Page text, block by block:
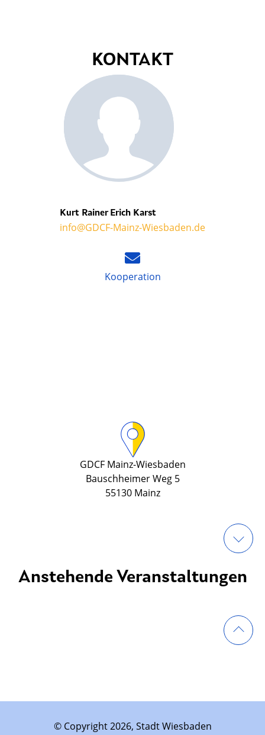
KONTAKT
Kurt Rainer Erich Karst
info@GDCF-Mainz-Wiesbaden.de
Kooperation
GDCF Mainz-Wiesbaden
Bauschheimer Weg 5
55130 Mainz
Anstehende Veranstaltungen
© Copyright 2026, Stadt Wiesbaden